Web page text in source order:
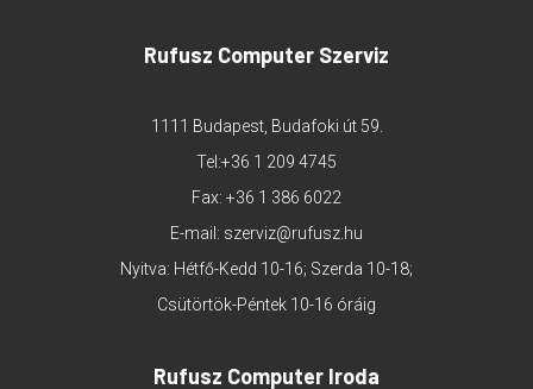
Rufusz Computer Szerviz
1111 Budapest, Budafoki út 59.
Tel:+36 1 209 4745
Fax: +36 1 386 6022
E-mail: szerviz@rufusz.hu
Nyitva: Hétfő-Kedd 10-16; Szerda 10-18;
Csütörtök-Péntek 10-16 óráig
Rufusz Computer Iroda